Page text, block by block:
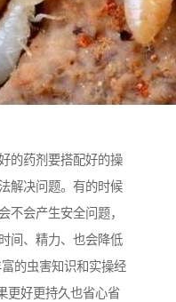
的药剂要搭配好的操
解决问题。有的时候
不会产生安全问题，
间、精力、也会降低
的虫害知识和实操经
更好更持久也省心省